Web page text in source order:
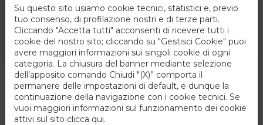
11/09/2026
Pensione Completa Bevande Incluse
7notti
da 594 €
a persona
Su questo sito usiamo cookie tecnici, statistici e, previo
tuo consenso, di profilazione nostri e di terze parti.
Cliccando "Accetta tutti" acconsenti di ricevere tutti i
cookie del nostro sito; cliccando su "Gestisci Cookie" puoi
avere maggiori informazioni sui singoli cookie di ogni
categoria. La chiusura del banner mediante selezione
dell’apposito comando Chiudi "(X)” comporta il
permanere delle impostazioni di default, e dunque la
continuazione della navigazione con i cookie tecnici. Se
vuoi maggiori informazioni sul funzionamento dei cookie
attivi sul sito clicca qui.